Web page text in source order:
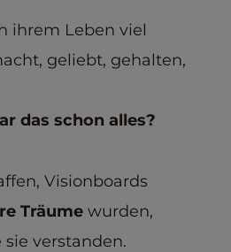
ihrem Leben viel
geliebt, gehalten,
das schon alles?
Visionboards
Träumewurden,
verstanden.